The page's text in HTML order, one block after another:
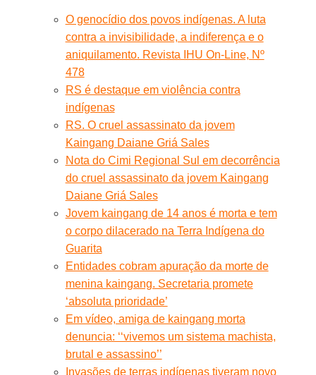
O genocídio dos povos indígenas. A luta
contra a invisibilidade, a indiferença e o
aniquilamento. Revista IHU On-Line, Nº
478
RS é destaque em violência contra
indígenas
RS. O cruel assassinato da jovem
Kaingang Daiane Griá Sales
Nota do Cimi Regional Sul em decorrência
do cruel assassinato da jovem Kaingang
Daiane Griá Sales
Jovem kaingang de 14 anos é morta e tem
o corpo dilacerado na Terra Indígena do
Guarita
Entidades cobram apuração da morte de
menina kaingang. Secretaria promete
‘absoluta prioridade’
Em vídeo, amiga de kaingang morta
denuncia: ‘‘vivemos um sistema machista,
brutal e assassino’’
Invasões de terras indígenas tiveram novo